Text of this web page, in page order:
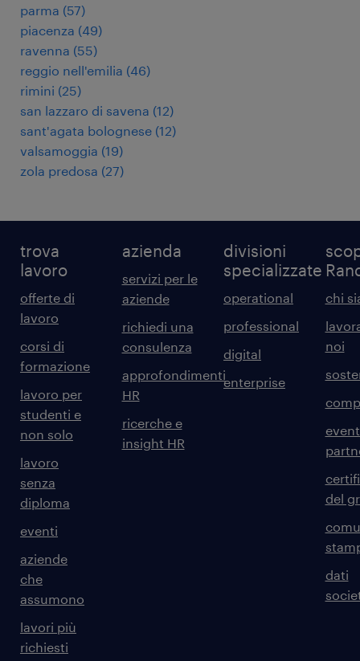
parma (57)
piacenza (49)
ravenna (55)
reggio nell'emilia (46)
rimini (25)
san lazzaro di savena (12)
sant'agata bolognese (12)
valsamoggia (19)
zola predosa (27)
trova
lavoro
offerte di
lavoro
corsi di
formazione
lavoro per
studenti e
non solo
lavoro
senza
diploma
eventi
aziende
che
assumono
lavori più
richiesti
azienda
servizi per le
aziende
richiedi una
consulenza
approfondimenti
HR
ricerche e
insight HR
divisioni
specializzate
operational
professional
digital
enterprise
chi
noi
del
dati